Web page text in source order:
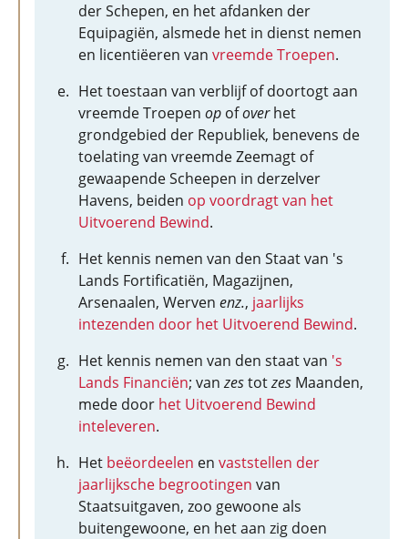
der Schepen, en het afdanken der
Equipagiën, alsmede het in dienst nemen
en licentiëeren van vreemde Troepen.
Het toestaan van verblijf of doortogt aan
vreemde Troepen op ofoverhet
grondgebied der Republiek, benevens de
toelating van vreemde Zeemagt of
gewaapende Scheepen in derzelver
Havens, beiden op voordragt van het
Uitvoerend Bewind.
Het kennis nemen van den Staat van 's
Lands Fortificatiën, Magazijnen,
Arsenaalen, Werven enz., jaarlijks
intezenden door het Uitvoerend Bewind.
Het kennis nemen van den staat van 's
Lands Financiën; vanzestotzes Maanden,
mede door het Uitvoerend Bewind
inteleveren.
Het beëordeelen en vaststellen der
jaarlijksche begrootingen van
Staatsuitgaven, zoo gewoone als
buitengewoone, en het aan zig doen